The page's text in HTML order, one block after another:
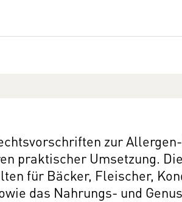
zur
praktischer Umsetzung.
für Bäcker, Fleischer,
das Nahrungs- und